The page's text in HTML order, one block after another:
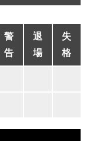
警
告
退
場
失
格